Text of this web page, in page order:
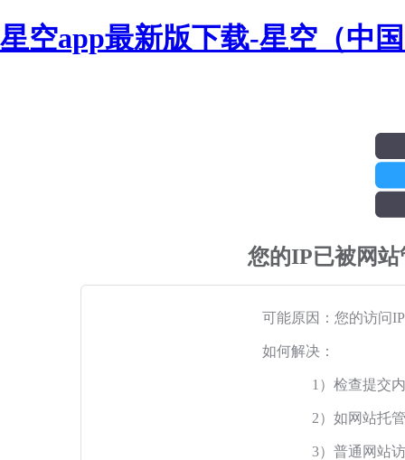
星空app最新版下载-星空（中
您的IP已被网
可能原因：您的访问
如何解决：
1）检查提交
2）如网站托
3）普通网站